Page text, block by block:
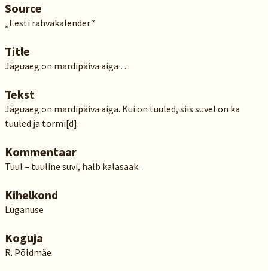
Source
„Eesti rahvakalender“
Title
Jäguaeg on mardipäiva aiga …
Tekst
Jäguaeg on mardipäiva aiga. Kui on tuuled, siis suvel on ka
tuuled ja tormi[d].
Kommentaar
Tuul – tuuline suvi, halb kalasaak.
Kihelkond
Lüganuse
Koguja
R. Põldmäe